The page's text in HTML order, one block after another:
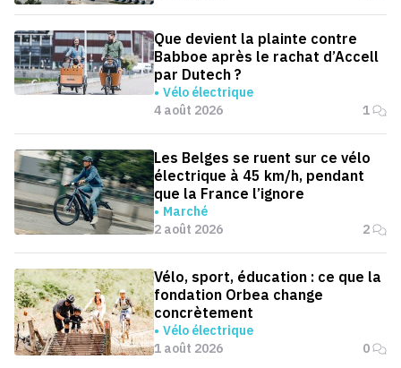
Que devient la plainte contre
Babboe après le rachat d’Accell
par Dutech ?
Vélo électrique
4 août 2026
1
Les Belges se ruent sur ce vélo
électrique à 45 km/h, pendant
que la France l’ignore
Marché
2 août 2026
2
Vélo, sport, éducation : ce que la
fondation Orbea change
concrètement
Vélo électrique
1 août 2026
0